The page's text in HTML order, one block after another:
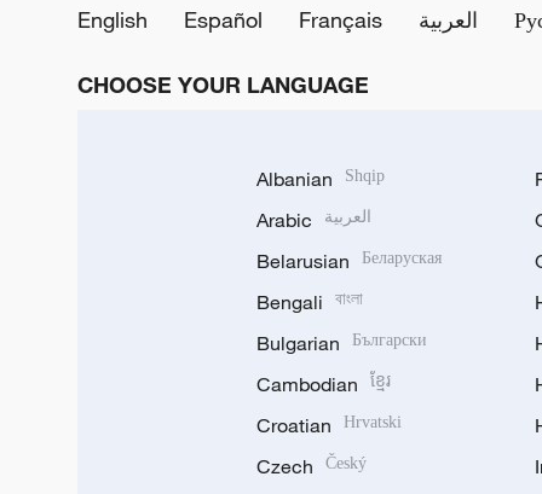
English
Español Français العربية
CHOOSE YOUR LANGUAGE
Albanian Shqip
Arabic العربية
Belarusian Беларуская
Bengali বাংলা
Bulgarian Български
Cambodian ខ្មែរ
Croatian Hrvatski
Czech Český